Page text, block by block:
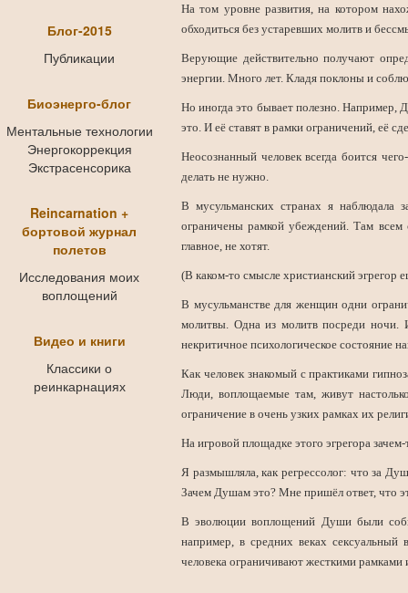
Блог-2015
Публикации
Биоэнерго-блог
Ментальные технологии
Энергокоррекция
Экстрасенсорика
Reincarnation +
бортовой журнал
полетов
Исследования моих
воплощений
Видео и книги
Классики о
реинкарнациях
На том уровне развития, на котором
обходиться без устаревших молитв и
Верующие действительно получают
энергии. Много лет. Кладя поклоны и
Но иногда это бывает полезно. Например,
это. И её ставят в рамки ограничений, её
Неосознанный человек всегда боится
делать не нужно.
В мусульманских странах я наблюдала
ограничены рамкой убеждений. Там
главное, не хотят.
(В каком-то смысле христианский эгрегор
В мусульманстве для женщин одни
молитвы. Одна из молитв посреди ночи.
некритичное психологическое состояние
Как человек знакомый с практиками
Люди, воплощаемые там, живут
ограничение в очень узких рамках их
На игровой площадке этого эгрегора
Я размышляла, как регрессолог: что за
Зачем Душам это? Мне пришёл ответ, что
В эволюции воплощений Души были
например, в средних веках
человека ограничивают жесткими рамками